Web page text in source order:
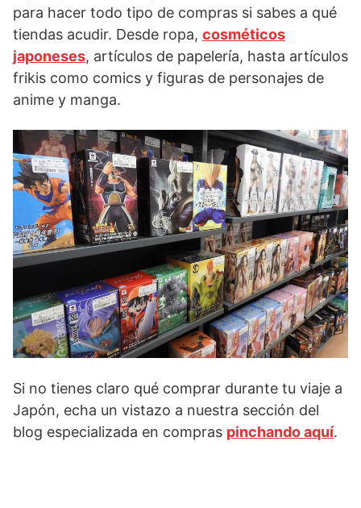
para hacer todo tipo de compras si sabes a qué
tiendas acudir. Desde ropa, cosméticos
japoneses, artículos de papelería, hasta artículos
frikis como comics y figuras de personajes de
anime y manga.
Si no tienes claro qué comprar durante tu viaje a
Japón, echa un vistazo a nuestra sección del
blog especializada en compras pinchando aquí.